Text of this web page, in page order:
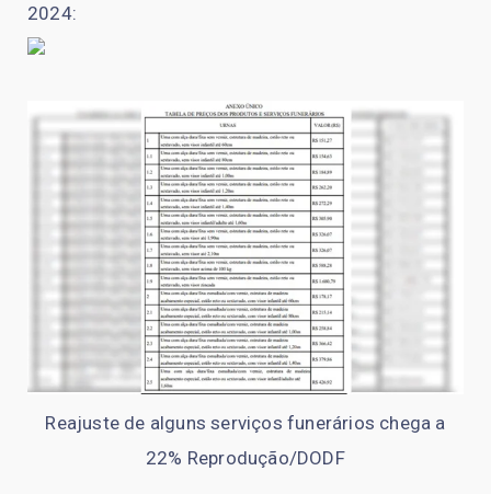
2024:
Reajuste de alguns serviços funerários chega a
22% Reprodução/DODF